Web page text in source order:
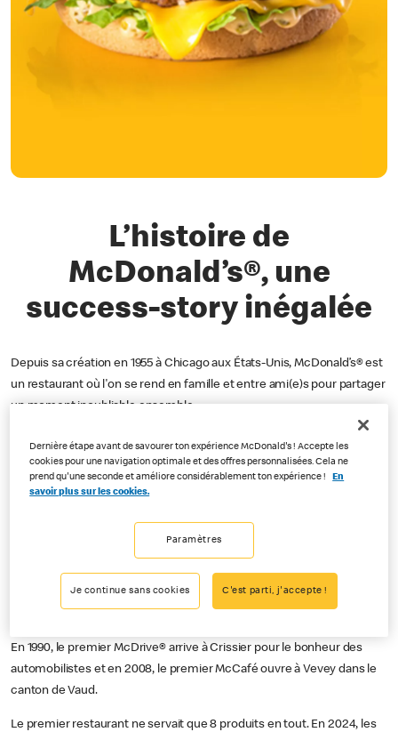
L’histoire de
McDonald’s®, une
success-story inégalée
Depuis sa création en 1955 à Chicago aux États-Unis, McDonald’s® est
un restaurant où l'on se rend en famille et entre ami(e)s pour partager
un moment inoubliable ensemble.
L’histoire de McDonald’s® Suisse commence à Genève en 1976 à la
rue du Mont-Blanc, là où il se trouve toujours. A l’époque, il comptait 25
collaborateurs/trices.
Dès 1979, le premier restaurant McDonald’s® ouvre en Suisse
alémanique, à Bâle, et il faudra attendre 1993 pour que le premier
En 1990, le premier McDrive® arrive à Crissier pour le bonheur des
automobilistes et en 2008, le premier McCafé ouvre à Vevey dans le
canton de Vaud.
Le premier restaurant ne servait que 8 produits en tout. En 2024, les
Dernière étape avant de savourer ton expérience McDonald's ! Accepte les
cookies pour une navigation optimale et des offres personnalisées. Cela ne
prend qu'une seconde et améliore considérablement ton expérience !
En
savoir plus sur les cookies.
Paramètres
Je continue sans cookies C'est parti, j'accepte !